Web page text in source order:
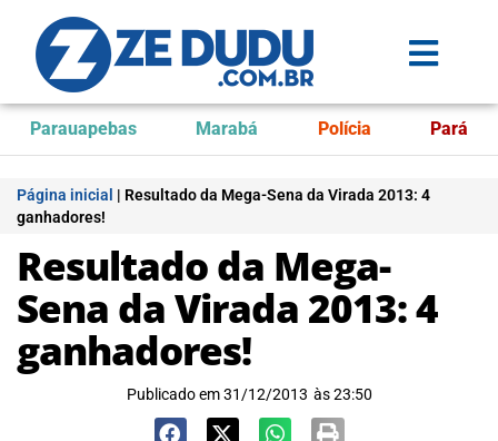
Parauapebas Marabá Polícia Pará
Página inicial | Resultado da Mega-Sena da Virada 2013: 4
ganhadores!
Resultado da Mega-
Sena da Virada 2013: 4
ganhadores!
Publicado em 31/12/2013 às 23:50